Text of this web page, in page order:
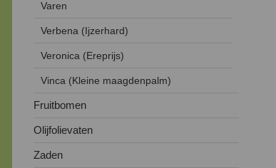
Varen
Verbena (Ijzerhard)
Veronica (Ereprijs)
Vinca (Kleine maagdenpalm)
Fruitbomen
Olijfolievaten
Zaden